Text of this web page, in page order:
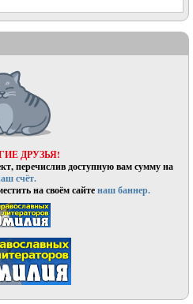
ДРУЗЬЯ!
перечислив доступную вам сумму на
счёт.
на своём сайтенаш баннер.